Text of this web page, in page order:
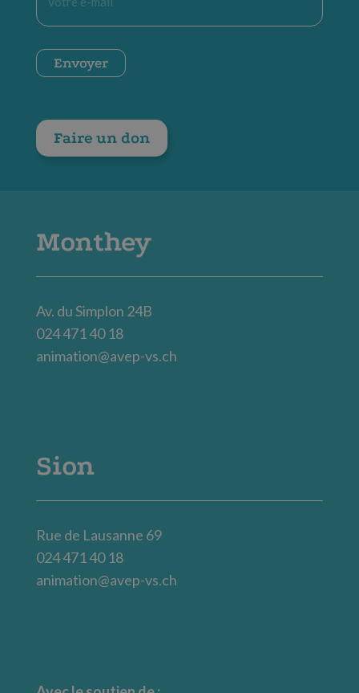
mail
CAPTCHA
Envoyer
Faire un don
Monthey
Av. du Simplon 24B
024 471 40 18
animation@avep-vs.ch
Sion
Rue de Lausanne 69
024 471 40 18
animation@avep-vs.ch